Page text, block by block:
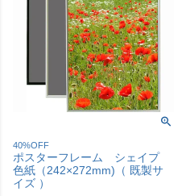
40%OFF
ポスターフレーム シェイプ
色紙（242×272mm)（ 既製サ
イズ ）